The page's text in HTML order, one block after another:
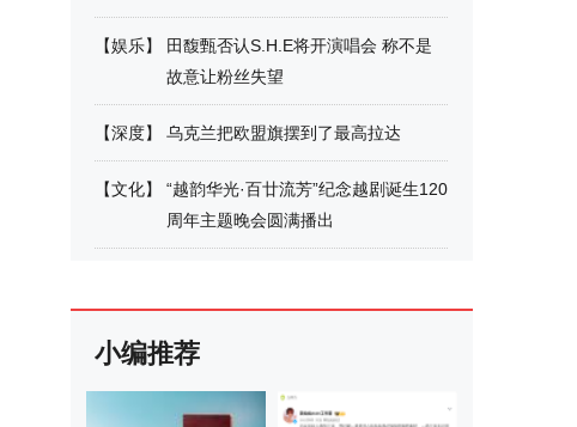
【娱乐】
田馥甄否认S.H.E将开演唱会 称不是
故意让粉丝失望
【深度】 乌克兰把欧盟旗摆到了最高拉达
【文化】
“越韵华光·百廿流芳”纪念越剧诞生120
周年主题晚会圆满播出
小编推荐